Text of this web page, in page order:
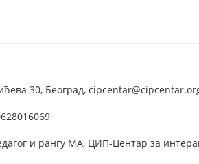
30, Београд,
и рангу МА, ЦИП-Центар за